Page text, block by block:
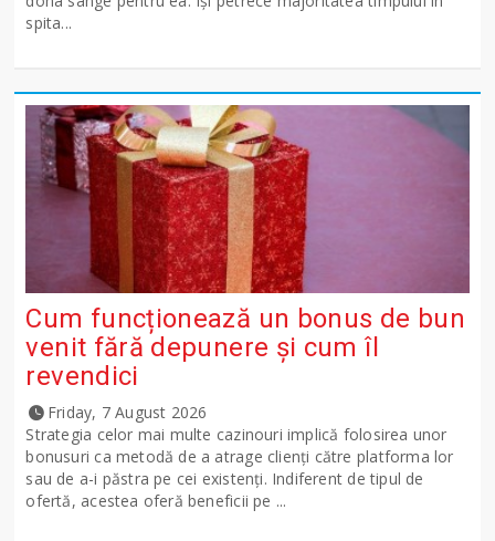
spita...
Cum funcționează un bonus de bun
venit fără depunere și cum îl
revendici
Friday, 7 August 2026
Strategia celor mai multe cazinouri implică folosirea unor
bonusuri ca metodă de a atrage clienți către platforma lor
sau de a-i păstra pe cei existenți. Indiferent de tipul de
ofertă, acestea oferă beneficii pe ...